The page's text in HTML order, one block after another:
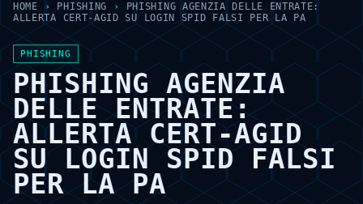
HOME › PHISHING ›
PHISHING AGENZIA DELLE ENTRATE:
ALLERTA CERT-AGID SU LOGIN SPID FALSI PER LA PA
PHISHING
PHISHING AGENZIA
DELLE ENTRATE:
ALLERTA CERT-AGID
SU LOGIN SPID FALSI
PER LA PA